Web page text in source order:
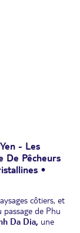
plus beaux du
- Les
De Pêcheurs
•
côtiers, et
passage de Phu
Da Dia, une